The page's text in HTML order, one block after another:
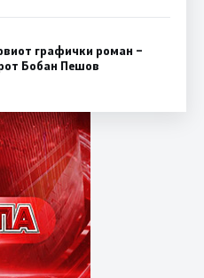
графички роман –
Бобан Пешов